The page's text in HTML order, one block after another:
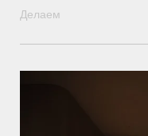
Делаем